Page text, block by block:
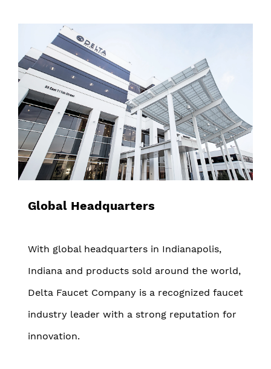
Global Headquarters
With global headquarters in Indianapolis,
Indiana and products sold around the world,
Delta Faucet Company is a recognized faucet
industry leader with a strong reputation for
innovation.